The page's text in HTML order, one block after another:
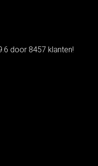
door 8457 klanten!